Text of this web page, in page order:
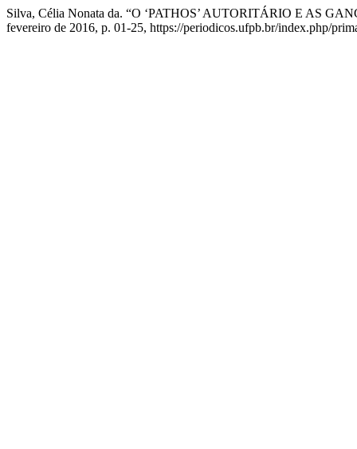
Silva, Célia Nonata da. “O ‘PATHOS’ AUTORITÁRIO E AS
fevereiro de 2016, p. 01-25, https://periodicos.ufpb.br/index.php/